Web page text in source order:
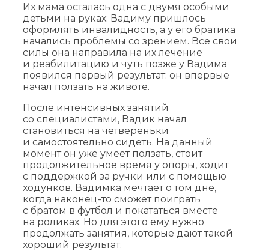
Их мама осталась одна с двумя особыми
детьми на руках: Вадиму пришлось
оформлять инвалидность, а у его братика
начались проблемы со зрением. Все свои
силы она направила на их лечение
и реабилитацию и чуть позже у Вадима
появился первый результат: он впервые
начал ползать на животе.
После интенсивных занятий
со специалистами, Вадик начал
становиться на четвереньки
и самостоятельно сидеть. На данный
момент он уже умеет ползать, стоит
продолжительное время у опоры, ходит
с поддержкой за ручки или с помощью
ходунков. Вадимка мечтает о том дне,
когда наконец-то сможет поиграть
с братом в футбол и покататься вместе
на роликах. Но для этого ему нужно
продолжать занятия, которые дают такой
хороший результат.